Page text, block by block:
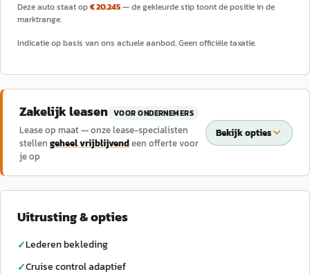
Deze auto staat op€ 20.245— de gekleurde stip toont de positie in de
marktrange.
Indicatie op basis van ons actuele aanbod. Geen officiële taxatie.
Zakelijk leasen VOOR ONDERNEMERS
Lease op maat — onze lease-specialisten
stellen geheel vrijblijvendeen offerte voor
je op
Bekijk opties
Uitrusting & opties
✓Lederen bekleding
✓Cruise control adaptief